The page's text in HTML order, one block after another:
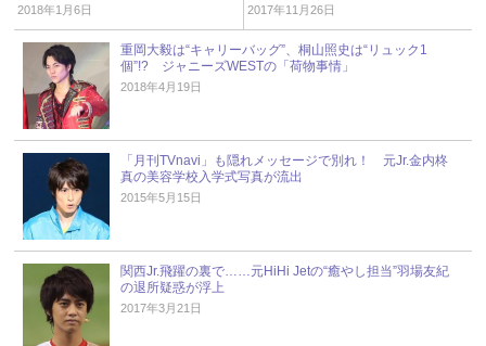
2018年1月6日 2017年11月26日
重岡大毅は“キャリーバッグ”、桐山照史は“リュック1
個”!? ジャニーズWESTの「荷物事情」
2018年4月19日
「月刊TVnavi」も隠れメッセージで別れ！ 元Jr.金内柊
真の美容学校入学式写真が流出
2015年5月15日
関西Jr.飛躍の裏で……元HiHi Jetの“癒やし担当”羽場友紀
の退所疑惑が浮上
2017年3月21日